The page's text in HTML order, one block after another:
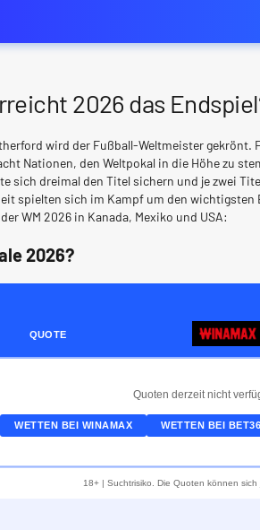
2026 das
wird der Fußball-Weltmeister gekrönt.
Nationen, den Weltpokal in die Höhe zu
sich dreimal den Titel sichern und je zwei
spielten sich im Kampf um den wichtigsten
WM 2026 in Kanada, Mexiko und USA:
2026?